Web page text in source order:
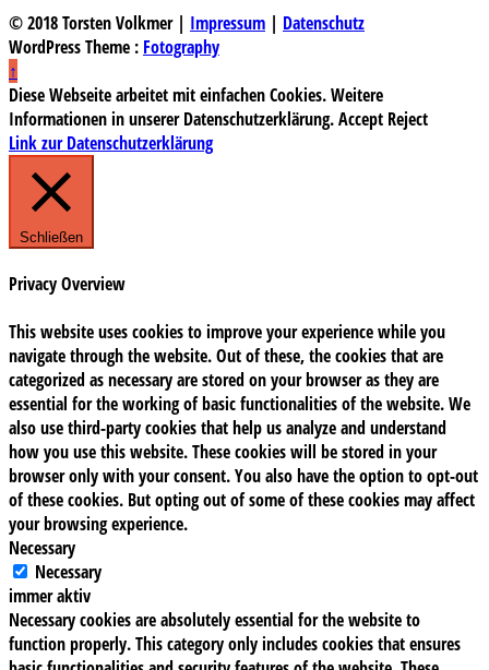
© 2018 Torsten Volkmer | Impressum | Datenschutz
WordPress Theme : Fotography
↑
Diese Webseite arbeitet mit einfachen Cookies. Weitere
Informationen in unserer Datenschutzerklärung.Accept Reject
Link zur Datenschutzerklärung
Schließen
Privacy Overview
This website uses cookies to improve your experience while you
navigate through the website. Out of these, the cookies that are
categorized as necessary are stored on your browser as they are
essential for the working of basic functionalities of the website. We
also use third-party cookies that help us analyze and understand
how you use this website. These cookies will be stored in your
browser only with your consent. You also have the option to opt-out
of these cookies. But opting out of some of these cookies may affect
your browsing experience.
Necessary
Necessary
immer aktiv
Necessary cookies are absolutely essential for the website to
function properly. This category only includes cookies that ensures